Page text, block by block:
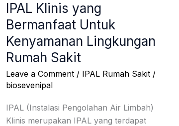
IPAL Klinis yang
Bermanfaat Untuk
Kenyamanan Lingkungan
Rumah Sakit
Leave a Comment / IPAL Rumah Sakit/
biosevenipal
IPAL (Instalasi Pengolahan Air Limbah)
Klinis merupakan IPAL yang terdapat